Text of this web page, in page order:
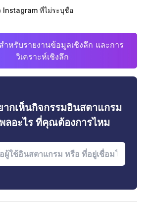
Instagram ที่ไม่ระบุชื่อ
หรับรายงานข้อมูลเชิงลึก และการ
วิเคราะห์เชิงลึก
ากเห็นกิจกรรมอินสตาแกรม
ลอะไร ที่คุณต้องการไหม